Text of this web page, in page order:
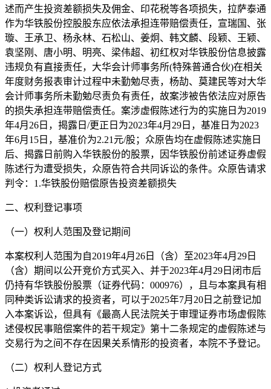
述而产生投资差额损失及佣金、印花税等各项损失，拉萨泰通
作为华铁股份控股股东应依法承担连带赔偿责任，宣瑞国、张
璇、王承卫、杨永林、石松山、姜炯、韩文麟、段颖、王颖、
袁坚刚、唐小明、明亮、梁伟超、初红权对华铁股份信息披露
违规负有直接责任，大华会计师事务所(特殊普通合伙)在相关
年度财务报表审计过程中未勤勉尽责，杨劼、莫建民等对大华
会计师事务所未勤勉尽责负有责任，故案涉被告依法应对原告
的损失承担连带赔偿责任。案涉虚假陈述行为的实施日为2019
年4月26日，揭露日/更正日为2023年4月29日，基准日为2023
年6月15日，基准价为2.21元/股；众原告均在虚假陈述实施日
后、揭露日前购入华铁股份的股票，因华铁股份前述证券虚假
陈述行为遭受损失，众原告符合共同诉讼的条件。众原告请求
判令：1.华铁股份赔偿原告投资差额损失
二、权利登记事项
（一）权利人范围及登记期间
本案权利人范围为自2019年4月26日（含）至2023年4月29日
（含）期间以公开竞价方式买入、并于2023年4月29日闭市后
仍持有华铁股份股票（证券代码：000976），且与本案具有相
同种类诉讼请求的投资者，可以于2025年7月20日之前登记加
入本案诉讼，但具有《最高人民法院关于审理证券市场虚假陈
述侵权民事赔偿案件的若干规定》第十二条规定的虚假陈述与
交易行为之间不存在因果关系情形的投资者，本院不予登记。
（二）权利人登记方式